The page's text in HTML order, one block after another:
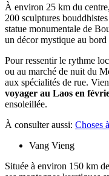
l’Arc
de
Triomphe
laotien
Où partir en février au
temple de la ville, Wat
considéré comme l’un des
légende de Mère Si